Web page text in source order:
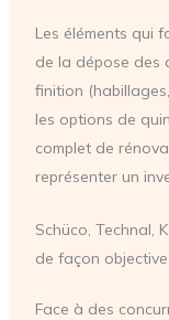
Les éléments qui
de la dépose des
finition
les options de
complet de
représenter un
Schüco, Technal,
de façon objective
Face à des